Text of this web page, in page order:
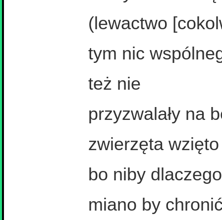
(lewactwo
tym nic
też nie
przyzwalały na
zwierzęta
bo niby dlaczego
miano by